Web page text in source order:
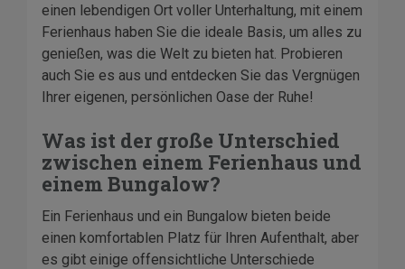
einen lebendigen Ort voller Unterhaltung, mit einem
Ferienhaus haben Sie die ideale Basis, um alles zu
genießen, was die Welt zu bieten hat. Probieren
auch Sie es aus und entdecken Sie das Vergnügen
Ihrer eigenen, persönlichen Oase der Ruhe!
Was ist der große Unterschied
zwischen einem Ferienhaus und
einem Bungalow?
Ein Ferienhaus und ein Bungalow bieten beide
einen komfortablen Platz für Ihren Aufenthalt, aber
es gibt einige offensichtliche Unterschiede